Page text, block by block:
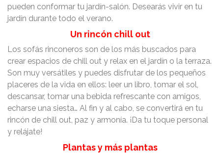
pueden conformar tu jardín-salón. Desearás vivir en tu
jardín durante todo el verano.
Un rincón chill out
Los sofás rinconeros son de los más buscados para
crear espacios de chill out y relax en el jardín o la terraza.
Son muy versátiles y puedes disfrutar de los pequeños
placeres de la vida en ellos: leer un libro, tomar el sol,
descansar, tomar una bebida refrescante con amigos,
echarse una siesta… Al fin y al cabo, se convertirá en tu
rincón de chill out, paz y armonía. ¡Da tu toque personal
y relájate!
Plantas y más plantas